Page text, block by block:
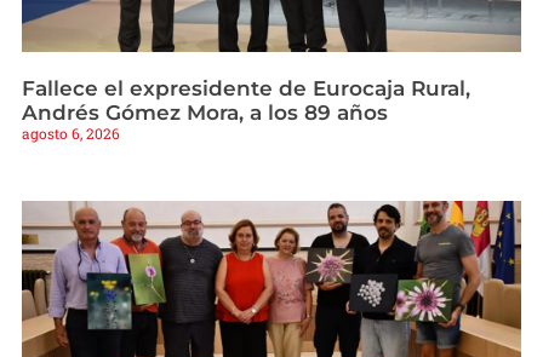
Fallece el expresidente de Eurocaja Rural,
Andrés Gómez Mora, a los 89 años
agosto 6, 2026